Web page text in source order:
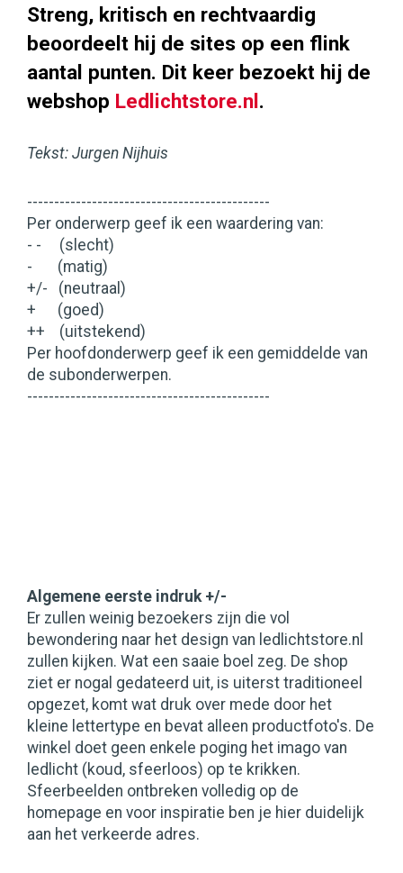
Streng, kritisch en rechtvaardig
beoordeelt hij de sites op een flink
aantal punten. Dit keer bezoekt hij de
webshop Ledlichtstore.nl .
Tekst: Jurgen Nijhuis
---------------------------------------------
Per onderwerp geef ik een waardering van:
- - (slecht)
- (matig)
+/- (neutraal)
+ (goed)
++ (uitstekend)
Per hoofdonderwerp geef ik een gemiddelde van
de subonderwerpen.
---------------------------------------------
Algemene eerste indruk +/-
Er zullen weinig bezoekers zijn die vol
bewondering naar het design van ledlichtstore.nl
zullen kijken. Wat een saaie boel zeg. De shop
ziet er nogal gedateerd uit, is uiterst traditioneel
opgezet, komt wat druk over mede door het
kleine lettertype en bevat alleen productfoto's. De
winkel doet geen enkele poging het imago van
ledlicht (koud, sfeerloos) op te krikken.
Sfeerbeelden ontbreken volledig op de
homepage en voor inspiratie ben je hier duidelijk
aan het verkeerde adres.